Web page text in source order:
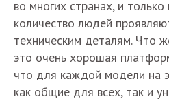
во многих странах, и
количество людей
техническим деталям. Что
это очень хорошая
что для каждой модели на
как общие для всех, так и